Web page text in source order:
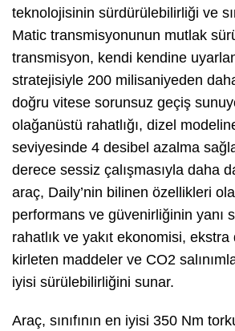
teknolojisinin sürdürülebilirliği ve
Matic transmisyonunun mutlak
transmisyon, kendi kendine
stratejisiyle 200 milisaniyeden
doğru vitese sorunsuz geçiş
olağanüstü rahatlığı, dizel
seviyesinde 4 desibel azalma
derece sessiz çalışmasıyla daha
araç, Daily’nin bilinen özellikleri
performans ve güvenirliğinin yanı
rahatlık ve yakıt ekonomisi,
kirleten maddeler ve CO2
iyisi sürülebilirliğini sunar.
Araç, sınıfının en iyisi 350 Nm